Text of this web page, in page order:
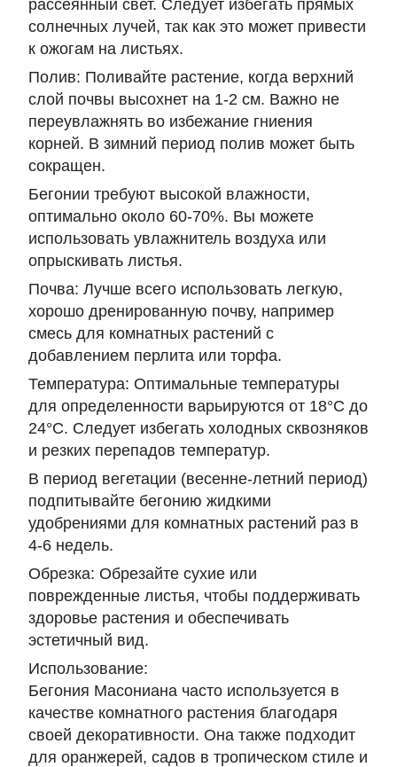
рассеянный свет. Следует избегать прямых
солнечных лучей, так как это может привести
к ожогам на листьях.
Полив: Поливайте растение, когда верхний
слой почвы высохнет на 1-2 см. Важно не
переувлажнять во избежание гниения
корней. В зимний период полив может быть
сокращен.
Бегонии требуют высокой влажности,
оптимально около 60-70%. Вы можете
использовать увлажнитель воздуха или
опрыскивать листья.
Почва: Лучше всего использовать легкую,
хорошо дренированную почву, например
смесь для комнатных растений с
добавлением перлита или торфа.
Температура: Оптимальные температуры
для определенности варьируются от 18°C ​​до
24°C. Следует избегать холодных сквозняков
и резких перепадов температур.
В период вегетации (весенне-летний период)
подпитывайте бегонию жидкими
удобрениями для комнатных растений раз в
4-6 недель.
Обрезка: Обрезайте сухие или
поврежденные листья, чтобы поддерживать
здоровье растения и обеспечивать
эстетичный вид.
Использование:
Бегония Масониана часто используется в
качестве комнатного растения благодаря
своей декоративности. Она также подходит
для оранжерей, садов в тропическом стиле и